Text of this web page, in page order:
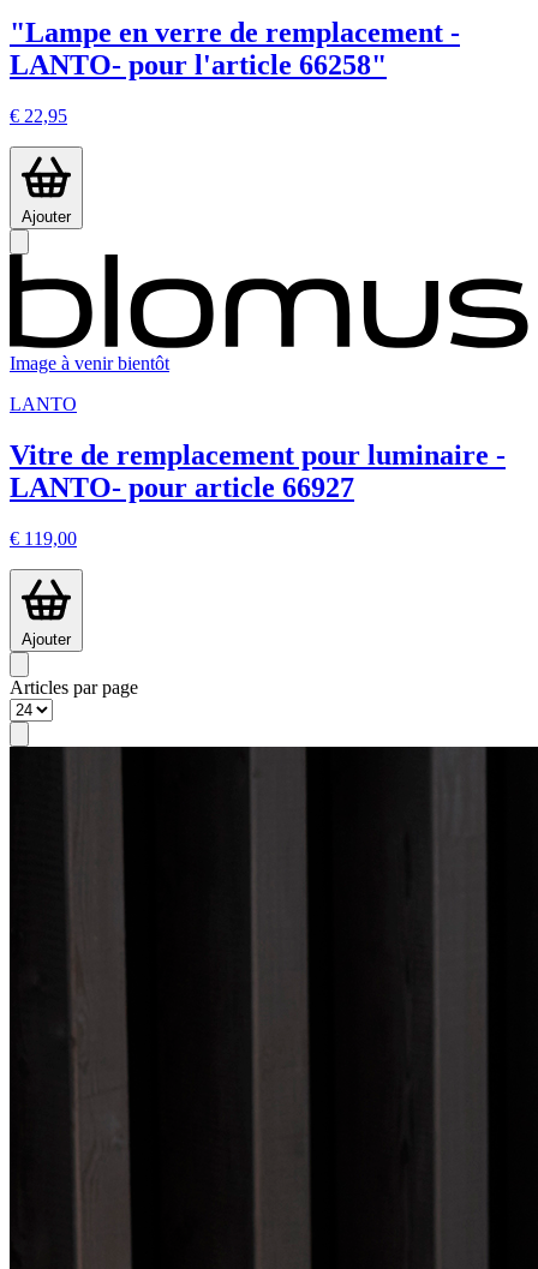
"Lampe en verre de remplacement -
LANTO- pour l'article 66258"
€ 22,95
Ajouter
Image à venir bientôt
LANTO
Vitre de remplacement pour luminaire -
LANTO- pour article 66927
€ 119,00
Ajouter
Articles par page